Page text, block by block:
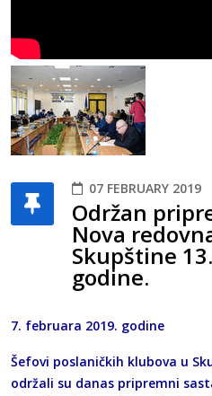
07 FEBRUARY 2019
Održan
Nova
Skupštine
godine.
7. februara 2019. godine
Šefovi poslaničkih klubova u
održali su danas pripremni